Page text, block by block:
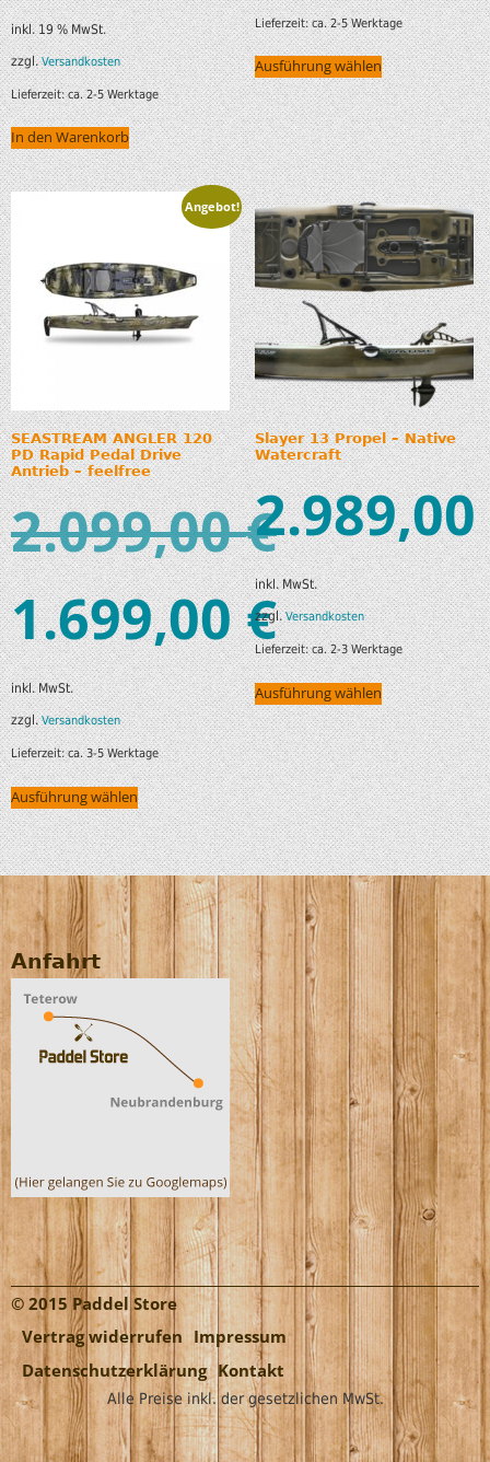
inkl. 19 % MwSt.
zzgl.Versandkosten
Lieferzeit:ca. 2-5 Werktage
In den Warenkorb
Lieferzeit:ca. 2-5 Werktage
Ausführung wählen
Angebot!
SEASTREAM ANGLER 120
PD Rapid Pedal Drive
Antrieb – feelfree
2.099,00€
1.699,00€
inkl. MwSt.
zzgl.Versandkosten
Lieferzeit:ca. 3-5 Werktage
Ausführung wählen
Slayer 13 Propel – Native
Watercraft
2.989,00
inkl. MwSt.
zzgl.Versandkosten
Lieferzeit:ca. 2-3 Werktage
Ausführung wählen
Anfahrt
© 2015 Paddel Store
Vertrag widerrufen Impressum
Datenschutzerklärung Kontakt
Alle Preise inkl. der gesetzlichen MwSt.